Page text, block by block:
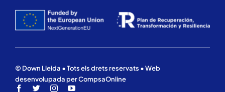
© Down Lleida • Tots els drets reservats • Web
desenvolupada per CompsaOnline